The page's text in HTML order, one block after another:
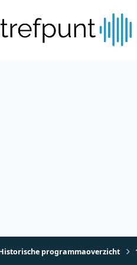
programmaoverzicht